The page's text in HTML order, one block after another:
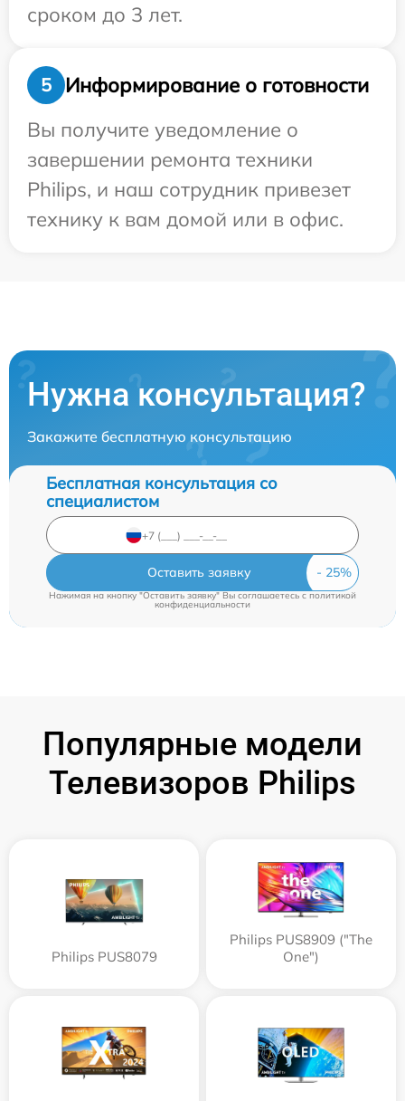
сроком до 3 лет.
5
Информирование о готовности
Вы получите уведомление о
завершении ремонта техники
Philips, и наш сотрудник привезет
технику к вам домой или в офис.
Нужна консультация?
Закажите бесплатную консультацию
Бесплатная консультация со
специалистом
Оставить заявку
Нажимая на кнопку "Оставить заявку" Вы соглашаетесь c политикой
конфиденциальности
Популярные модели
Телевизоров Philips
Philips PUS8079
Philips PUS8909 ("The
One")